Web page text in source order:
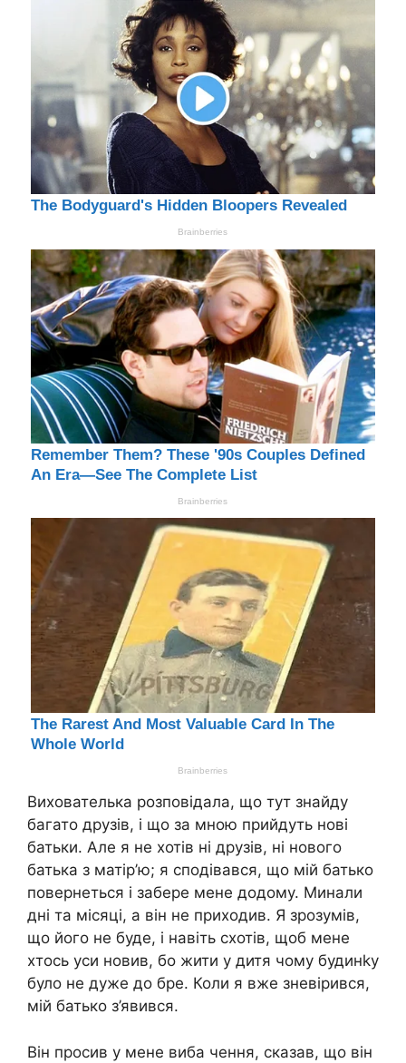
Вихователька розповідала, що тут знайду
багато друзів, і що за мною прийдуть нові
батьки. Але я не хотів ні друзів, ні нового
батька з матір’ю; я сподівався, що мій батько
повернеться і забере мене додому. Минали
дні та місяці, а він не приходив. Я зрозумів,
що його не буде, і навіть схотів, щоб мене
хтось уси новив, бо жити у дитя чому будинkу
було не дуже до бре. Коли я вже зневірився,
мій батько з’явився.
Він просив у мене виба чення, сказав, що він